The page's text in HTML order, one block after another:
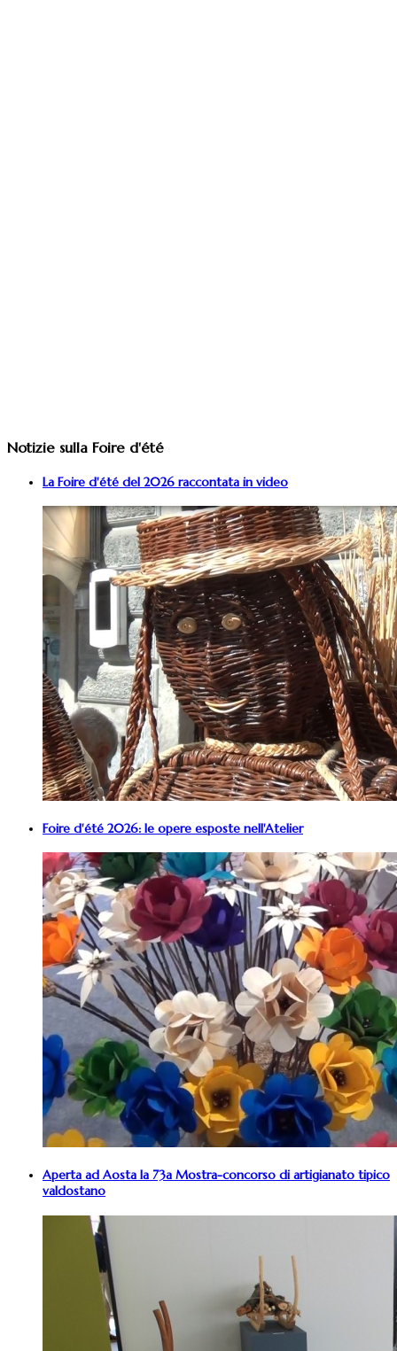
Notizie sulla Foire d'été
La Foire d'été del 2026 raccontata in video
Foire d'été 2026: le opere esposte nell'Atelier
Aperta ad Aosta la 73a Mostra-concorso di artigianato tipico
valdostano